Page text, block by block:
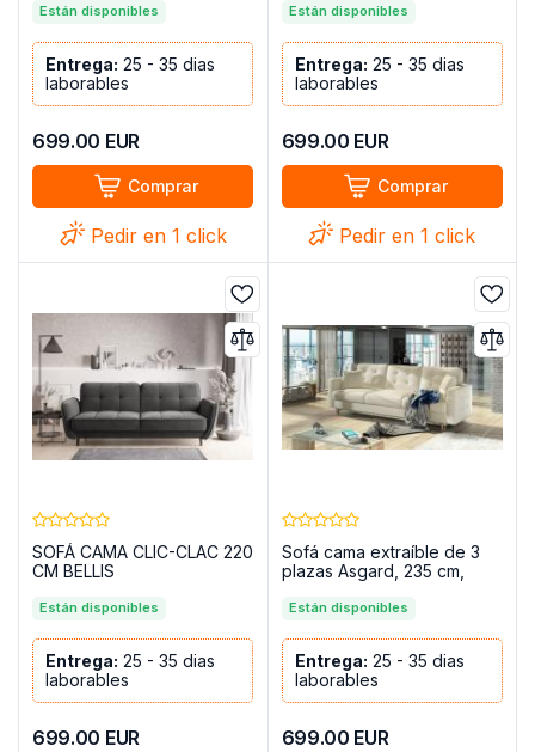
Están disponibles
Entrega: 25 - 35 dias
laborables
699.00 EUR
Comprar
Pedir en 1 click
Están disponibles
Entrega: 25 - 35 dias
laborables
699.00 EUR
Comprar
Pedir en 1 click
SOFÁ CAMA CLIC-CLAC 220
CM BELLIS
Están disponibles
Entrega: 25 - 35 dias
laborables
699.00 EUR
Sofá cama extraíble de 3
plazas Asgard, 235 cm,
Están disponibles
Entrega: 25 - 35 dias
laborables
699.00 EUR